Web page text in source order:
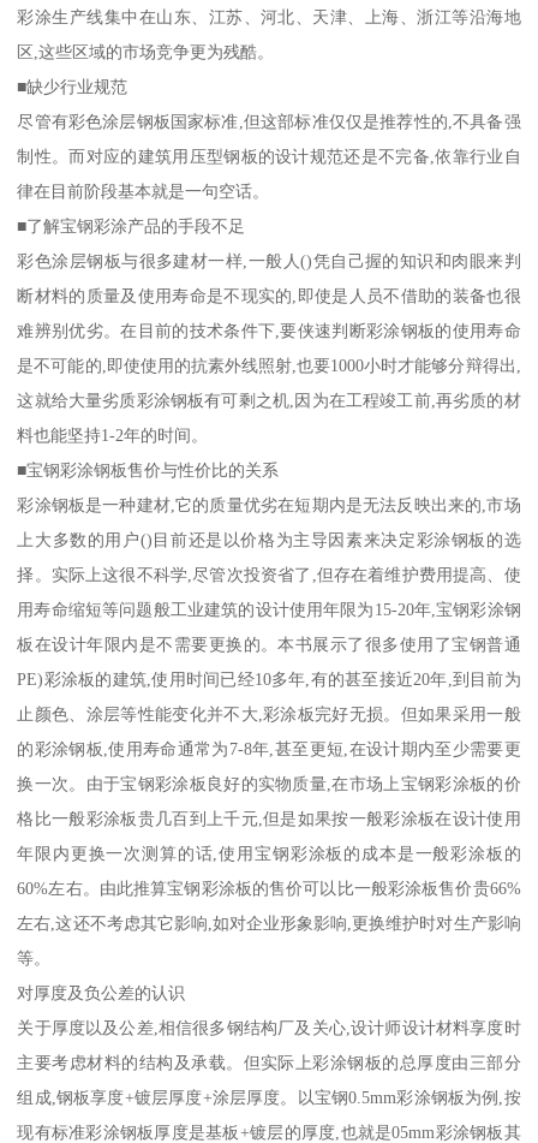
彩涂生产线集中在山东、江苏、河北、天津、上海、浙江等沿海地
区,这些区域的市场竞争更为残酷。
■缺少行业规范
尽管有彩色涂层钢板国家标准,但这部标准仅仅是推荐性的,不具备强
制性。而对应的建筑用压型钢板的设计规范还是不完备,依靠行业自
律在目前阶段基本就是一句空话。
■了解宝钢彩涂产品的手段不足
彩色涂层钢板与很多建材一样,一般人()凭自己握的知识和肉眼来判
断材料的质量及使用寿命是不现实的,即使是人员不借助的装备也很
难辨别优劣。在目前的技术条件下,要侠速判断彩涂钢板的使用寿命
是不可能的,即使使用的抗素外线照射,也要1000小时才能够分辩得出,
这就给大量劣质彩涂钢板有可剩之机,因为在工程竣工前,再劣质的材
料也能坚持1-2年的时间。
■宝钢彩涂钢板售价与性价比的关系
彩涂钢板是一种建材,它的质量优劣在短期内是无法反映出来的,市场
上大多数的用户()目前还是以价格为主导因素来决定彩涂钢板的选
择。实际上这很不科学,尽管次投资省了,但存在着维护费用提高、使
用寿命缩短等问题般工业建筑的设计使用年限为15-20年,宝钢彩涂钢
板在设计年限内是不需要更换的。本书展示了很多使用了宝钢普通
PE)彩涂板的建筑,使用时间已经10多年,有的甚至接近20年,到目前为
止颜色、涂层等性能变化并不大,彩涂板完好无损。但如果采用一般
的彩涂钢板,使用寿命通常为7-8年,甚至更短,在设计期内至少需要更
换一次。由于宝钢彩涂板良好的实物质量,在市场上宝钢彩涂板的价
格比一般彩涂板贵几百到上千元,但是如果按一般彩涂板在设计使用
年限内更换一次测算的话,使用宝钢彩涂板的成本是一般彩涂板的
60%左右。由此推算宝钢彩涂板的售价可以比一般彩涂板售价贵66%
左右,这还不考虑其它影响,如对企业形象影响,更换维护时对生产影响
等。
对厚度及负公差的认识
关于厚度以及公差,相信很多钢结构厂及关心,设计师设计材料享度时
主要考虑材料的结构及承载。但实际上彩涂钢板的总厚度由三部分
组成,钢板享度+镀层厚度+涂层厚度。以宝钢0.5mm彩涂钢板为例,按
现有标准彩涂钢板厚度是基板+镀层的厚度,也就是05mm彩涂钢板其